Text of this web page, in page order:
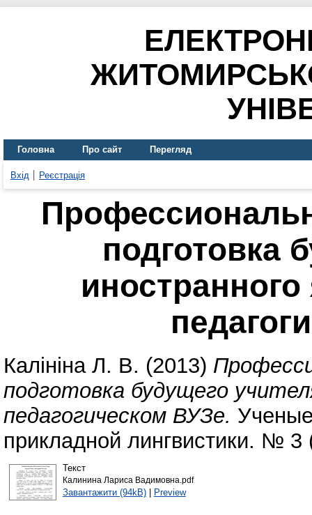
Головна Про сайт Перегляд
Вхід Реєстрація
подготовка
Калініна Л. В. (2013)
подготовка будущего
педагогическом ВУЗе.
прикладной лингвистики. №
Текст
Калинина Лариса Вадимовна.pdf
Завантажити (94kB)| Preview